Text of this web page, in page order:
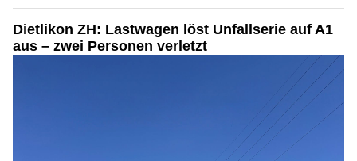
Dietlikon ZH: Lastwagen löst Unfallserie auf A1
aus – zwei Personen verletzt